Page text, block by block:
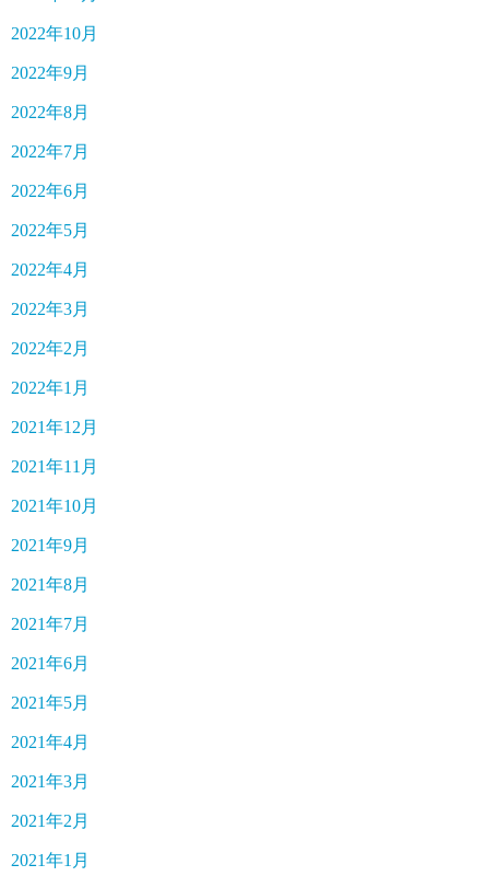
2022年10月
2022年9月
2022年8月
2022年7月
2022年6月
2022年5月
2022年4月
2022年3月
2022年2月
2022年1月
2021年12月
2021年11月
2021年10月
2021年9月
2021年8月
2021年7月
2021年6月
2021年5月
2021年4月
2021年3月
2021年2月
2021年1月